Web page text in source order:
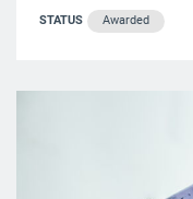
STATUS Awarded